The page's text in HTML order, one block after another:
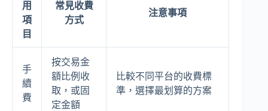
用
項
目
常見收費
方式
注意事項
手
續
費
按交易金
額比例收
取，或固
定金額
比較不同平台的收費標
準，選擇最划算的方案